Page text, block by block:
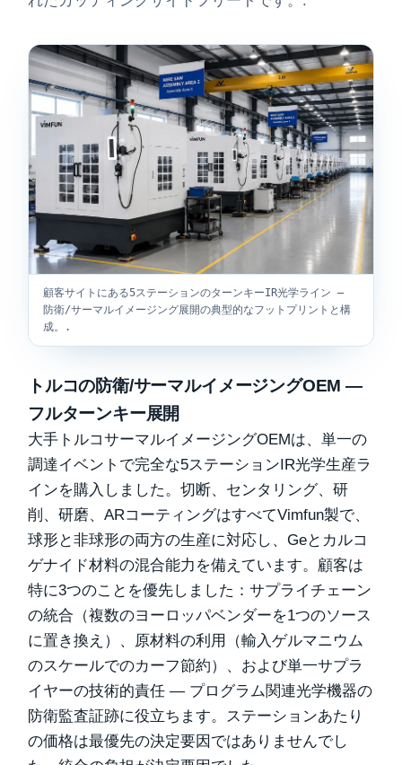
顧客サイトにある5ステーションのターンキーIR光学ライン —
防衛/サーマルイメージング展開の典型的なフットプリントと構
成。.
トルコの防衛/サーマルイメージングOEM —
フルターンキー展開
大手トルコサーマルイメージングOEMは、単一の
調達イベントで完全な5ステーションIR光学生産ラ
インを購入しました。切断、センタリング、研
削、研磨、ARコーティングはすべてVimfun製で、
球形と非球形の両方の生産に対応し、Geとカルコ
ゲナイド材料の混合能力を備えています。顧客は
特に3つのことを優先しました：サプライチェーン
の統合（複数のヨーロッパベンダーを1つのソース
に置き換え）、原材料の利用（輸入ゲルマニウム
のスケールでのカーフ節約）、および単一サプラ
イヤーの技術的責任 — プログラム関連光学機器の
防衛監査証跡に役立ちます。ステーションあたり
の価格は最優先の決定要因ではありませんでし